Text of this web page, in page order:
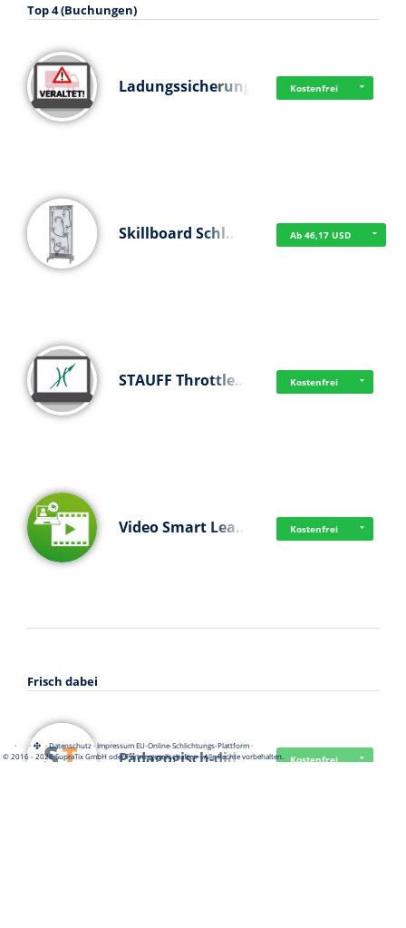
Top 4 (Buchungen)
Ladungssicherung Kostenfrei
Skillboard Schl… Ab 46,17 USD
STAUFF Throttle… Kostenfrei
Video Smart Lea… Kostenfrei
Frisch dabei
Pädagogisch-did… Kostenfrei
· · ·Datenschutz·Impressum EU-Online-Schlichtungs-Plattform·
© 2016 - 2026 SupraTix GmbH oder Partnergesellschaften - Alle Rechte vorbehalten.